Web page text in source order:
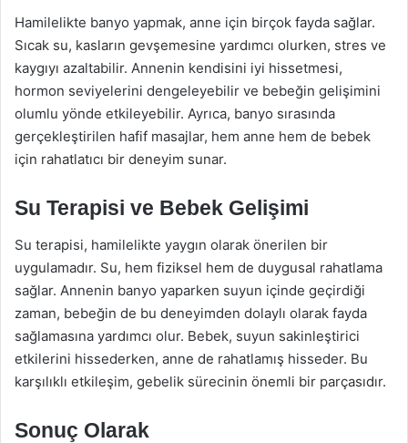
Hamilelikte banyo yapmak, anne için birçok fayda sağlar.
Sıcak su, kasların gevşemesine yardımcı olurken, stres ve
kaygıyı azaltabilir. Annenin kendisini iyi hissetmesi,
hormon seviyelerini dengeleyebilir ve bebeğin gelişimini
olumlu yönde etkileyebilir. Ayrıca, banyo sırasında
gerçekleştirilen hafif masajlar, hem anne hem de bebek
için rahatlatıcı bir deneyim sunar.
Su Terapisi ve Bebek Gelişimi
Su terapisi, hamilelikte yaygın olarak önerilen bir
uygulamadır. Su, hem fiziksel hem de duygusal rahatlama
sağlar. Annenin banyo yaparken suyun içinde geçirdiği
zaman, bebeğin de bu deneyimden dolaylı olarak fayda
sağlamasına yardımcı olur. Bebek, suyun sakinleştirici
etkilerini hissederken, anne de rahatlamış hisseder. Bu
karşılıklı etkileşim, gebelik sürecinin önemli bir parçasıdır.
Sonuç Olarak